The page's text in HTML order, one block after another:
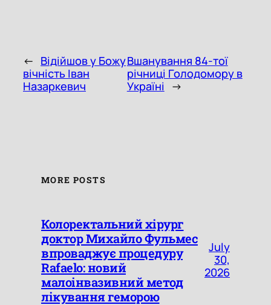
← Відійшов у Божу
вічність Іван
Назаркевич
Вшанування 84-тої
річниці Голодомору в
Україні
→
MORE POSTS
Колоректальний хірург
доктор Михайло Фульмес
впроваджує процедуру
Rafaelo: новий
малоінвазивний метод
лікування геморою
July
30,
2026